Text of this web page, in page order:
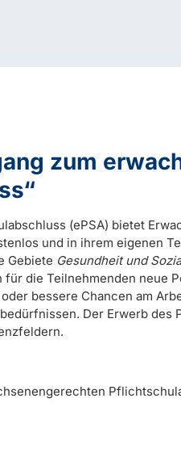
zum
(ePSA) bietet
und in ihrem eigenen
Gebiete Gesundheit und
die Teilnehmenden neue
bessere Chancen am
Der Erwerb